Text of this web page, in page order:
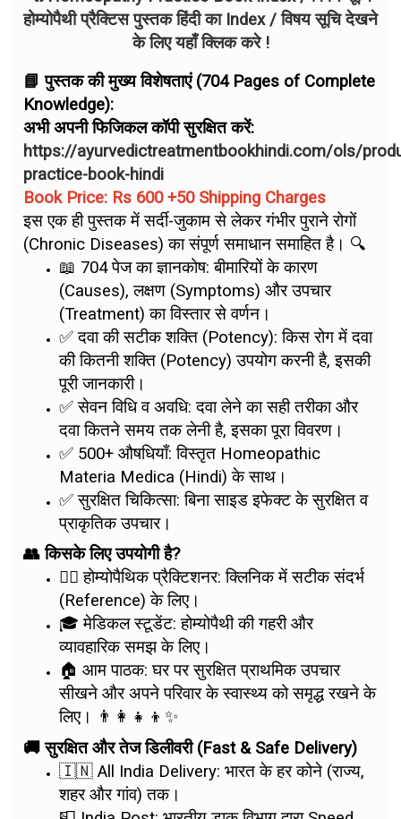
होम्योपैथी प्रैक्टिस पुस्तक हिंदी का Index / विषय सूचि देखने
के लिए यहाँ क्लिक करे !
📘 पुस्तक की मुख्य विशेषताएं (704 Pages of Complete
Knowledge):
अभी अपनी फिजिकल कॉपी सुरक्षित करें:
https://ayurvedictreatmentbookhindi.com/ols/
practice-book-hindi
Book Price: Rs 600 +50 Shipping Charges
इस एक ही पुस्तक में सर्दी-जुकाम से लेकर गंभीर पुराने रोगों
(Chronic Diseases) का संपूर्ण समाधान समाहित है। 🔍
📖 704 पेज का ज्ञानकोष: बीमारियों के कारण
(Causes), लक्षण (Symptoms) और उपचार
(Treatment) का विस्तार से वर्णन।
✅ दवा की सटीक शक्ति (Potency): किस रोग में दवा
की कितनी शक्ति (Potency) उपयोग करनी है, इसकी
पूरी जानकारी।
✅ सेवन विधि व अवधि: दवा लेने का सही तरीका और
दवा कितने समय तक लेनी है, इसका पूरा विवरण।
✅ 500+ औषधियाँ: विस्तृत Homeopathic
Materia Medica (Hindi) के साथ।
✅ सुरक्षित चिकित्सा: बिना साइड इफेक्ट के सुरक्षित व
प्राकृतिक उपचार।
👥 किसके लिए उपयोगी है?
👨‍⚕️ होम्योपैथिक प्रैक्टिशनर: क्लिनिक में सटीक संदर्भ
(Reference) के लिए।
🎓 मेडिकल स्टूडेंट: होम्योपैथी की गहरी और
व्यावहारिक समझ के लिए।
🏠 आम पाठक: घर पर सुरक्षित प्राथमिक उपचार
सीखने और अपने परिवार के स्वास्थ्य को समृद्ध रखने के
लिए। 👨‍👩‍👧‍👦✨
🚚 सुरक्षित और तेज डिलीवरी (Fast & Safe Delivery)
🇮🇳 All India Delivery: भारत के हर कोने (राज्य,
शहर और गांव) तक।